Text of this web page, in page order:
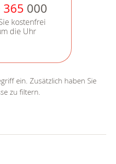
365 000
kostenfrei
die Uhr
ein. Zusätzlich haben Sie
zu filtern.